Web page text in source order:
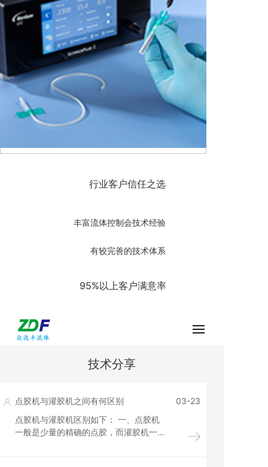
的解决方案；帮助客户解决经营中四大问题：提升良
品率、提高产能、降低成本、缩减人工。
众达丰电子的核心价值：为客户提供附加值最高、性
价比最高的点胶解决方案。
行业客户信任之选
丰富流体控制会技术经验
有较完善的技术体系
95%以上客户满意率
技术分享
点胶机与灌胶机之间有何区别
点胶机与灌胶机区别如下： 一、点胶机
一般是少量的精确的点胶，而灌胶机一
03-23